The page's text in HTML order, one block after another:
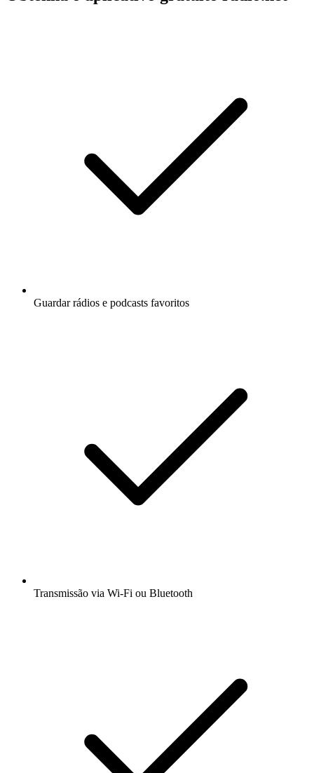
Guardar rádios e podcasts favoritos
Transmissão via Wi-Fi ou Bluetooth